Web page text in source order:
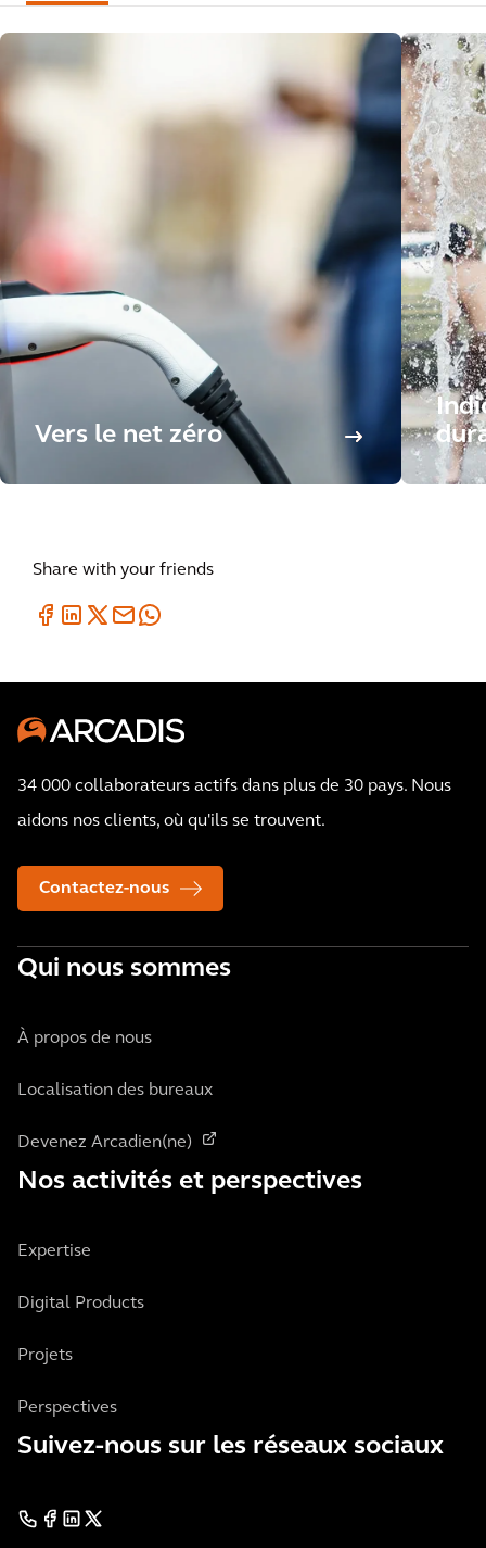
Vers le net zéro
Share with your friends
34 000 collaborateurs actifs dans plus de 30 pays. Nous
aidons nos clients, où qu'ils se trouvent.
Contactez-nous
Qui nous sommes
À propos de nous
Localisation des bureaux
Devenez Arcadien(ne)
Nos activités et perspectives
Expertise
Digital Products
Projets
Perspectives
Suivez-nous sur les réseaux sociaux